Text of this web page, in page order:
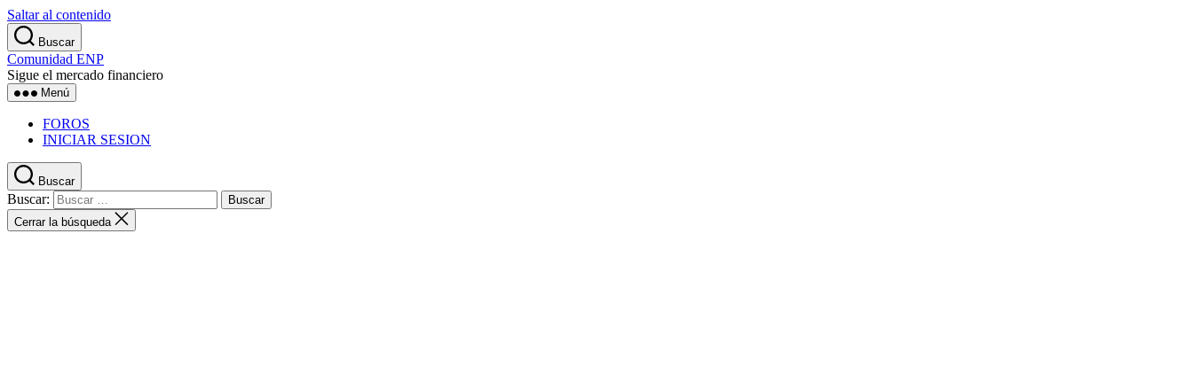
Saltar al contenido
Buscar
Comunidad ENP
Sigue el mercado financiero
Menú
FOROS
INICIAR SESION
Buscar
Buscar:
Cerrar la búsqueda